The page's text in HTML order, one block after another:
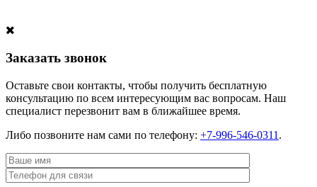
Заказать звонок
Оставьте свои контакты, чтобы получить бесплатную
консультацию по всем интересующим вас вопросам. Наш
специалист перезвонит вам в ближайшее время.
Либо позвоните нам сами по телефону: +7-996-546-0311 .